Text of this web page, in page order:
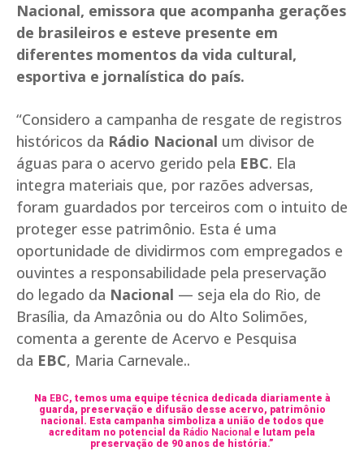
Nacional, emissora que acompanha gerações
de brasileiros e esteve presente em
diferentes momentos da vida cultural,
esportiva e jornalística do país.
“Considero a campanha de resgate de registros
históricos da Rádio Nacional um divisor de
águas para o acervo gerido pela EBC. Ela
integra materiais que, por razões adversas,
foram guardados por terceiros com o intuito de
proteger esse patrimônio. Esta é uma
oportunidade de dividirmos com empregados e
ouvintes a responsabilidade pela preservação
do legado da Nacional — seja ela do Rio, de
Brasília, da Amazônia ou do Alto Solimões,
comenta a gerente de Acervo e Pesquisa
da EBC, Maria Carnevale..
Na EBC, temos uma equipe técnica dedicada diariamente à
guarda, preservação e difusão desse acervo, patrimônio
nacional. Esta campanha simboliza a união de todos que
acreditam no potencial da Rádio Nacional e lutam pela
preservação de 90 anos de história.”